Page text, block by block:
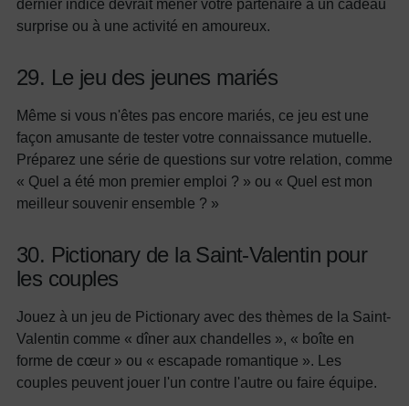
dernier indice devrait mener votre partenaire à un cadeau
surprise ou à une activité en amoureux.
29. Le jeu des jeunes mariés
Même si vous n'êtes pas encore mariés, ce jeu est une
façon amusante de tester votre connaissance mutuelle.
Préparez une série de questions sur votre relation, comme
« Quel a été mon premier emploi ? » ou « Quel est mon
meilleur souvenir ensemble ? »
30. Pictionary de la Saint-Valentin pour
les couples
Jouez à un jeu de Pictionary avec des thèmes de la Saint-
Valentin comme « dîner aux chandelles », « boîte en
forme de cœur » ou « escapade romantique ». Les
couples peuvent jouer l'un contre l'autre ou faire équipe.